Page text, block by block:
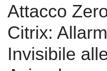
Attacco
Citrix:
Invisibile